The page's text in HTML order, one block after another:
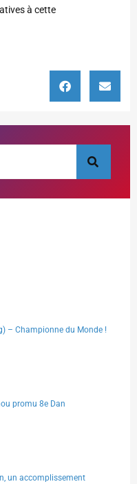
à cette
– Championne du Monde !
promu 8e Dan
un accomplissement